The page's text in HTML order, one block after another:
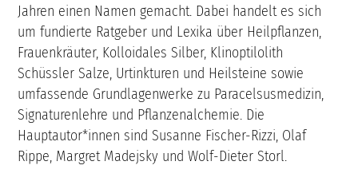
Jahren einen Namen gemacht. Dabei handelt es sich
um fundierte Ratgeber und Lexika über Heilpflanzen,
Frauenkräuter, Kolloidales Silber, Klinoptilolith
Schüssler Salze, Urtinkturen und Heilsteine sowie
umfassende Grundlagenwerke zu Paracelsusmedizin,
Signaturenlehre und Pflanzenalchemie. Die
Hauptautor*innen sind Susanne Fischer-Rizzi, Olaf
Rippe, Margret Madejsky und Wolf-Dieter Storl.